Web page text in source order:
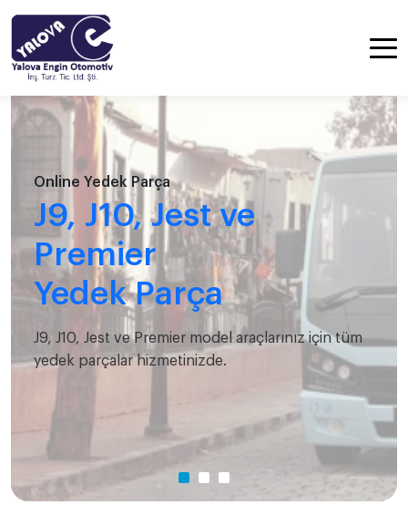
Online Yedek Parça
J9, J10, Jest ve
Premier
Yedek Parça
J9, J10, Jest ve Premier model araçlarınız için tüm
yedek parçalar hizmetinizde.